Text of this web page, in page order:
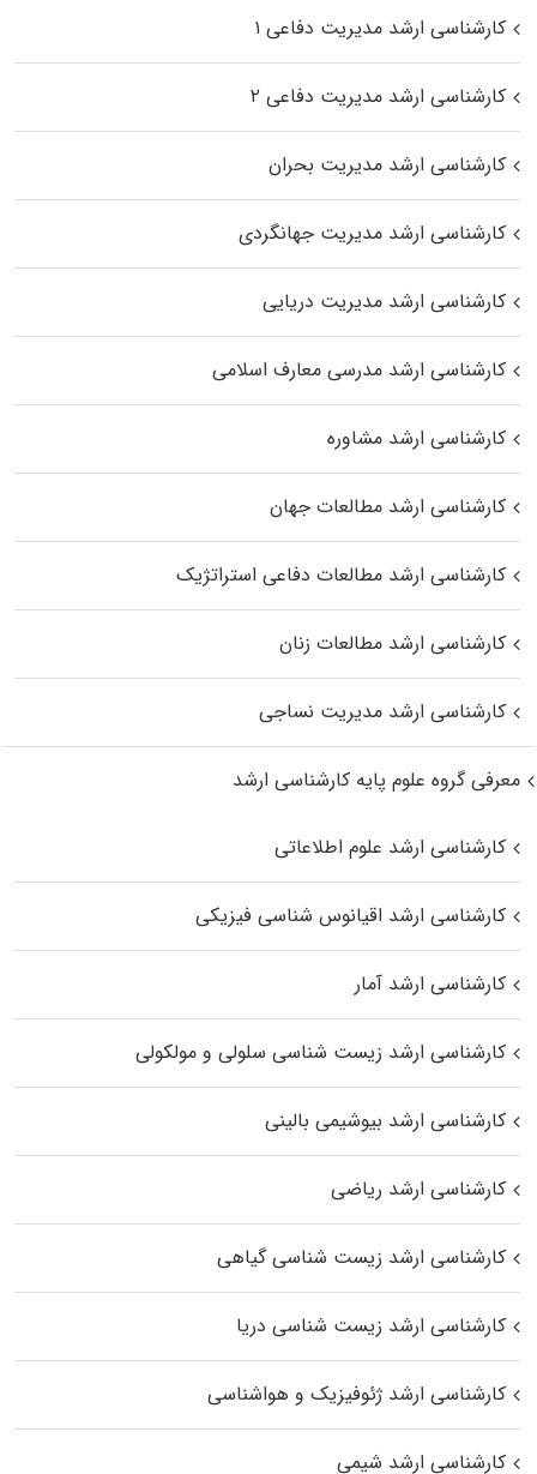
کارشناسی ارشد مدیریت دفاعی ۱
کارشناسی ارشد مدیریت دفاعی ۲
کارشناسی ارشد مدیریت بحران
کارشناسی ارشد مدیریت جهانگردی
کارشناسی ارشد مدیریت دریایی
کارشناسی ارشد مدرسی معارف اسلامی
کارشناسی ارشد مشاوره
کارشناسی ارشد مطالعات جهان
کارشناسی ارشد مطالعات دفاعی استراتژیک
کارشناسی ارشد مطالعات زنان
کارشناسی ارشد مدیریت نساجی
معرفی گروه علوم پایه کارشناسی ارشد
کارشناسی ارشد علوم اطلاعاتی
کارشناسی ارشد اقیانوس‌ شناسی فیزیکی
کارشناسی ارشد آمار
کارشناسی ارشد زیست شناسی سلولی و مولکولی
کارشناسی ارشد بیوشیمی بالینی
کارشناسی ارشد ریاضی
کارشناسی ارشد زیست‌ شناسی گیاهی
کارشناسی ارشد زیست‌ شناسی دریا
کارشناسی ارشد ژئوفیزیک و هواشناسی
کارشناسی ارشد شیمی